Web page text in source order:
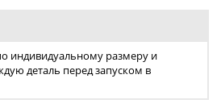
индивидуальному размеру и
деталь перед запуском в